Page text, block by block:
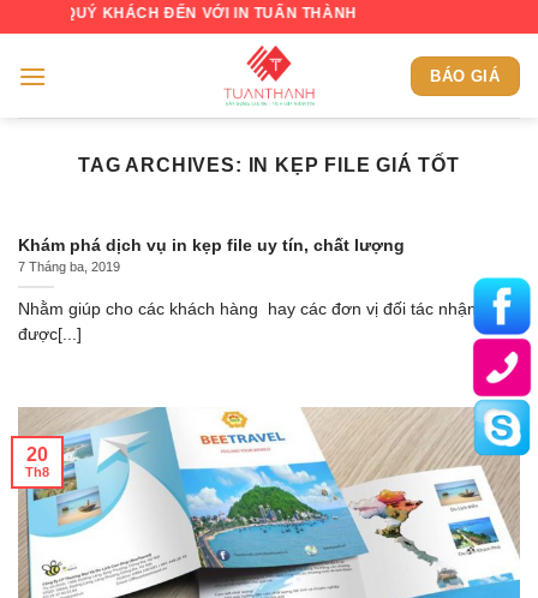
content
QUÝ KHÁCH ĐẾN VỚI IN TUẤN THÀNH
BÁO GIÁ
TAG ARCHIVES: IN KẸP FILE GIÁ TỐT
Khám phá dịch vụ in kẹp file uy tín, chất lượng
7 Tháng ba, 2019
Nhằm giúp cho các khách hàng hay các đơn vị đối tác nhận biết
được[...]
20
Th8